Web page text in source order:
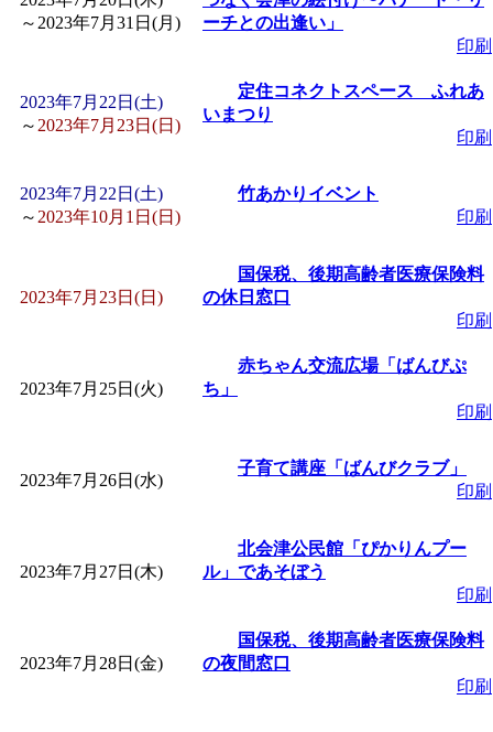
～ 2023年7月31日(月)
ーチとの出逢い」
印刷
2023年7月22日(土)
～ 2023年7月23日(日)
定住コネクトスペース ふれあ
いまつり
印刷
2023年7月22日(土)
～ 2023年10月1日(日)
竹あかりイベント
印刷
2023年7月23日(日)
国保税、後期高齢者医療保険料
の休日窓口
印刷
2023年7月25日(火)
赤ちゃん交流広場「ばんびぷ
ち」
印刷
2023年7月26日(水)
子育て講座「ばんびクラブ」
印刷
2023年7月27日(木)
北会津公民館「ぴかりんプー
ル」であそぼう
印刷
2023年7月28日(金)
国保税、後期高齢者医療保険料
の夜間窓口
印刷